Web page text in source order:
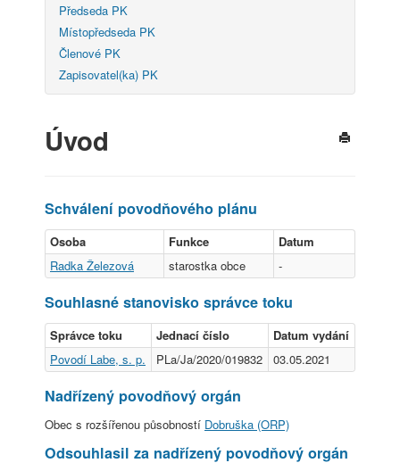
Předseda PK
Místopředseda PK
Členové PK
Zapisovatel(ka) PK
Úvod
Schválení povodňového plánu
Osoba Funkce
Datum
Radka Železová
starostka obce -
Souhlasné stanovisko správce toku
Správce toku Jednací číslo
Datum vydání
Povodí Labe, s. p.
PLa/Ja/2020/019832 03.05.2021
Nadřízený povodňový orgán
Obec s rozšířenou působností Dobruška (ORP)
Odsouhlasil za nadřízený povodňový orgán